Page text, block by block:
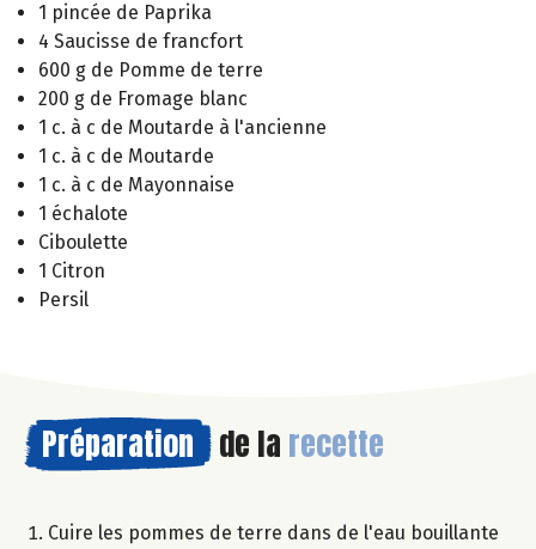
1 pincée de Paprika
4 Saucisse de francfort
600 g de Pomme de terre
200 g de Fromage blanc
1 c. à c de Moutarde à l'ancienne
1 c. à c de Moutarde
1 c. à c de Mayonnaise
1 échalote
Ciboulette
1 Citron
Persil
Préparation de la recette
Cuire les pommes de terre dans de l'eau bouillante